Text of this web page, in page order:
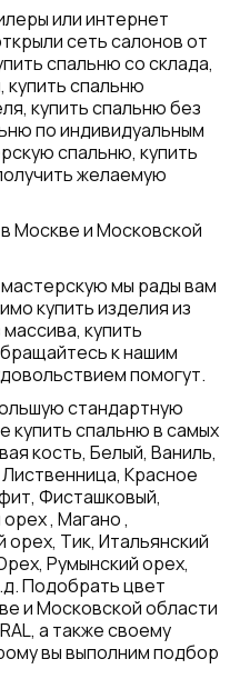
или интернет
сеть салонов от
спальню со склада,
купить спальню
купить спальню без
по индивидуальным
спальню, купить
желаемую
Москве и Московской
мы рады вам
купить изделия из
купить
к нашим
помогут.
стандартную
купить спальню в самых
кость, Белый, Ваниль,
Красное
Фисташковый,
, Магано ,
Тик, Итальянский
Румынский орех,
Подобрать цвет
и Московской области
а также своему
вы выполним подбор